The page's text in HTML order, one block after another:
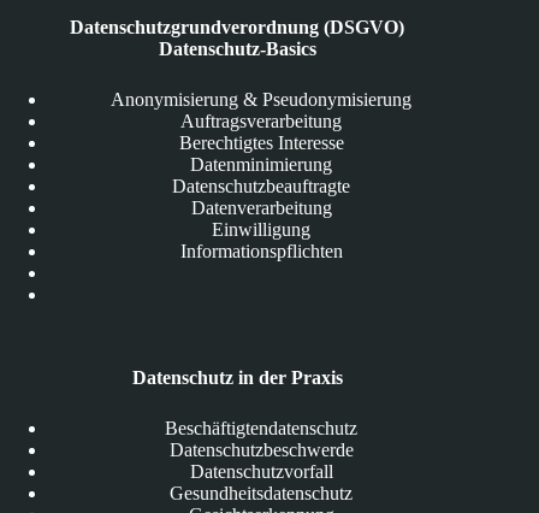
Datenschutzgrundverordnung (DSGVO)
Datenschutz-Basics
Anonymisierung & Pseudonymisierung
Auftragsverarbeitung
Berechtigtes Interesse
Datenminimierung
Datenschutzbeauftragte
Datenverarbeitung
Einwilligung
Informationspflichten
Datenschutz in der Praxis
Beschäftigtendatenschutz
Datenschutzbeschwerde
Datenschutzvorfall
Gesundheitsdatenschutz